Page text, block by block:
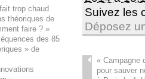
Suivez les
Déposez
«Campagne
pour sauver
trop chaud
théoriques de
faire ? »
des 85
» de